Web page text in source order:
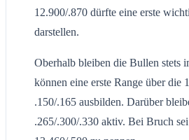
12.900/.870 dürfte eine erste
darstellen.
Oberhalb bleiben die Bullen stets
können eine erste Range über die
.150/.165 ausbilden. Darüber
.265/.300/.330 aktiv. Bei Bruch